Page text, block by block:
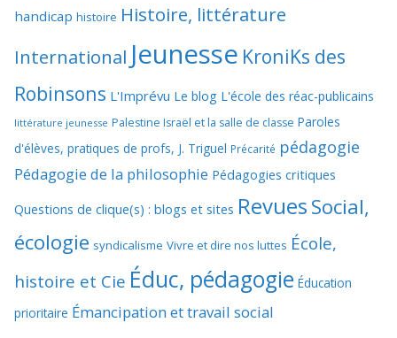
handicap histoire Histoire, littérature
International Jeunesse KroniKs des
Robinsons L'Imprévu Le blog L'école des réac-publicains
littérature jeunesse Palestine Israël et la salle de classe Paroles
d'élèves, pratiques de profs, J. Triguel Précarité pédagogie
Pédagogie de la philosophie Pédagogies critiques
Questions de clique(s) : blogs et sites RevuesSocial,
écologie syndicalisme Vivre et dire nos luttes École,
histoire et Cie Éduc, pédagogie Éducation
prioritaire Émancipation et travail social